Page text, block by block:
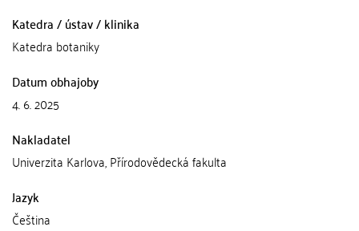
Katedra / ústav / klinika
Katedra botaniky
Datum obhajoby
4. 6. 2025
Nakladatel
Univerzita Karlova, Přírodovědecká fakulta
Jazyk
Čeština